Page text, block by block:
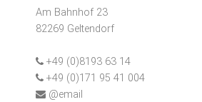
Am Bahnhof 23
82269 Geltendorf
+49 (0)8193 63 14
+49 (0)171 95 41 004
@email